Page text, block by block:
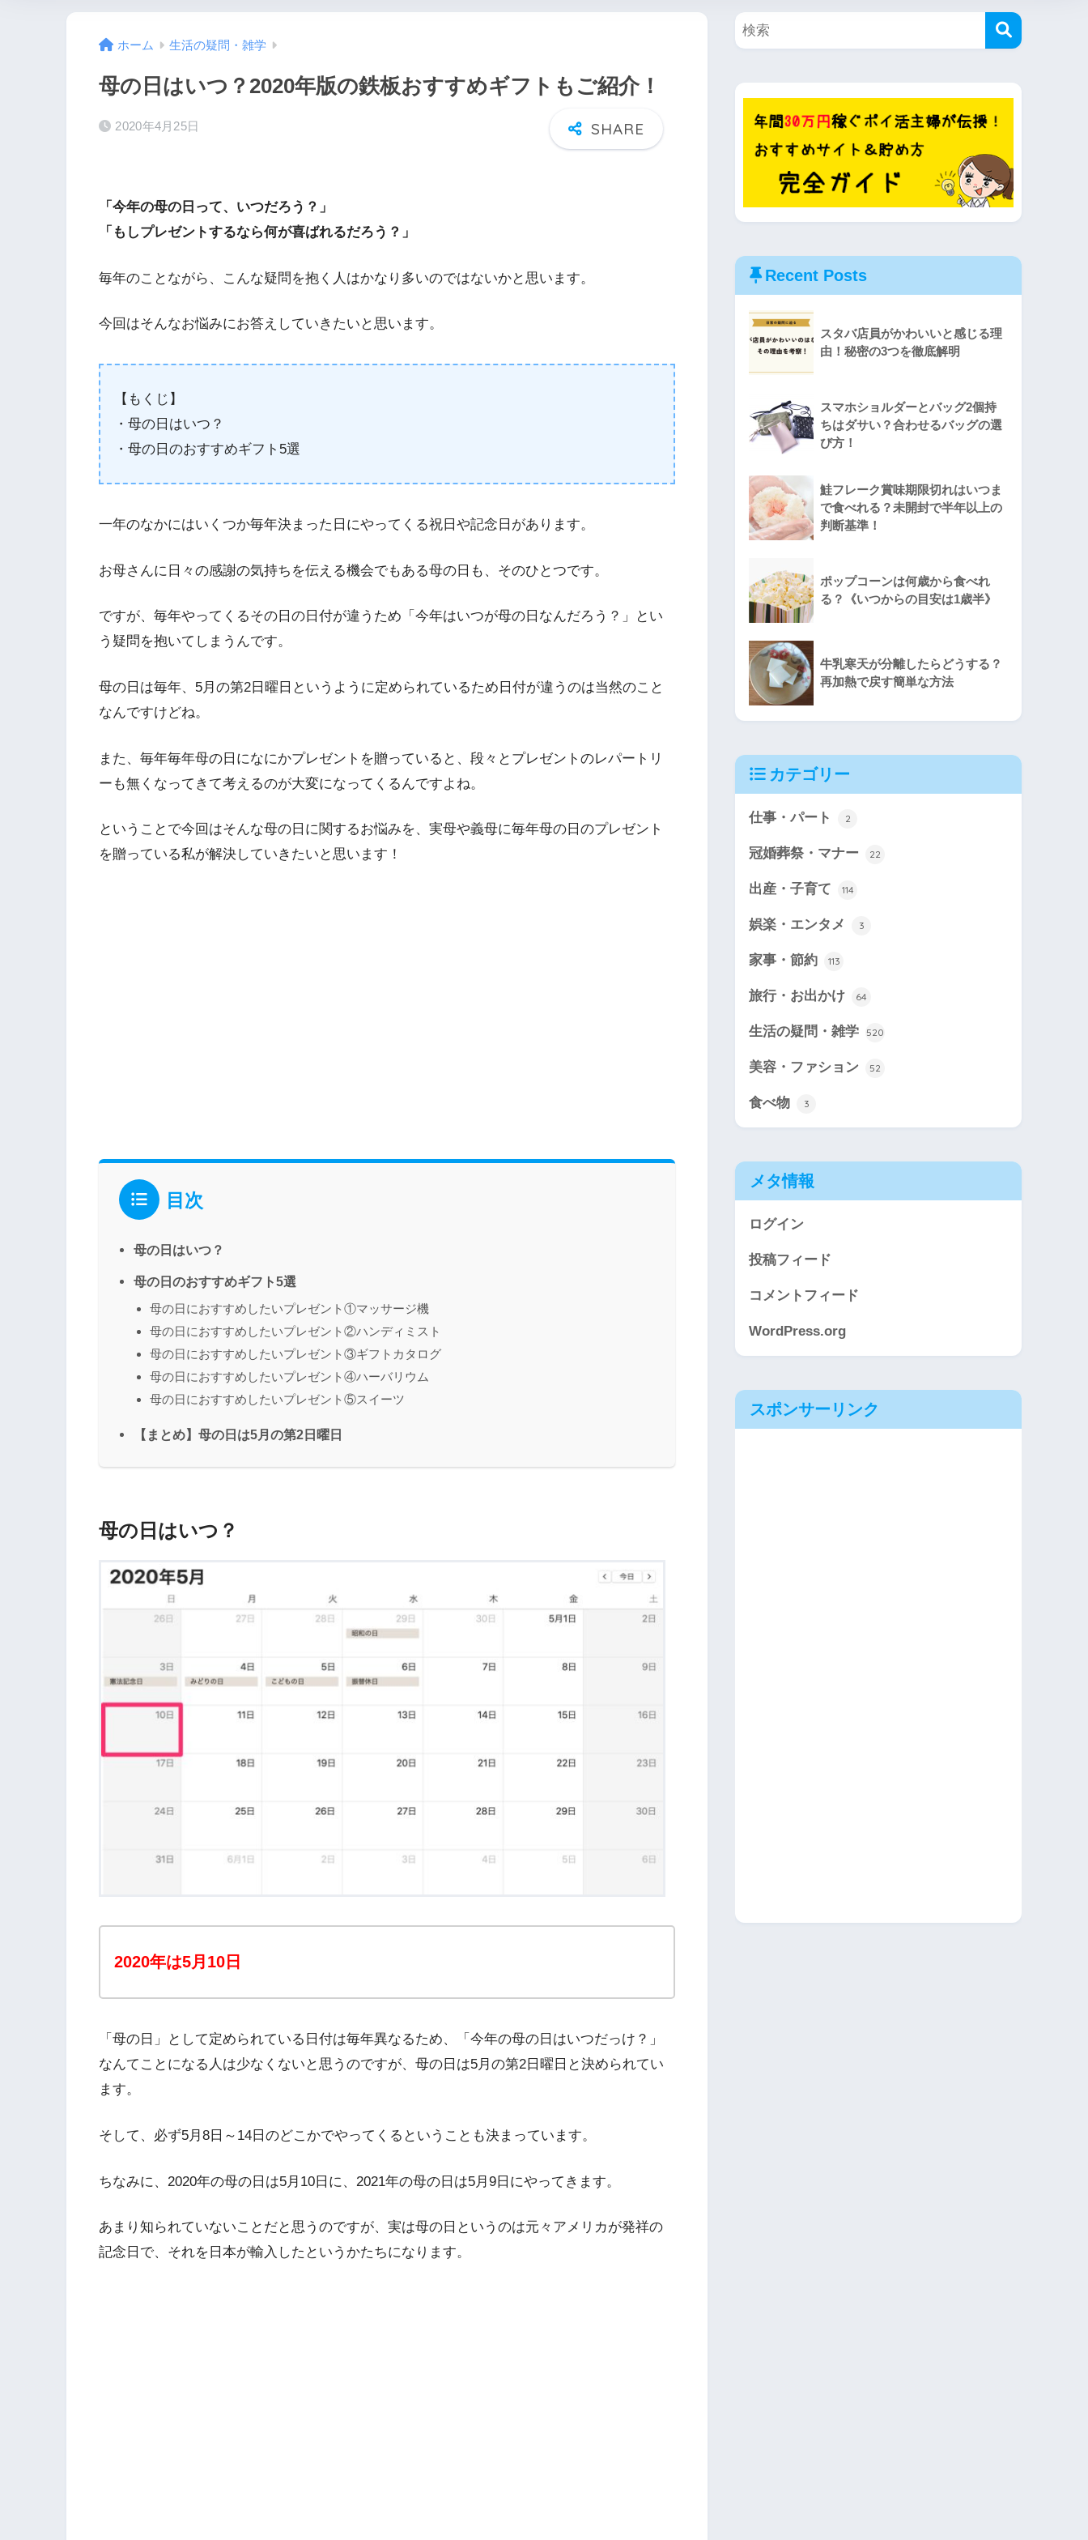
ホーム 生活の疑問・雑学
母の日はいつ？2020年版の鉄板おすすめギフトもご紹介！
2020年4月25日
「今年の母の日って、いつだろう？」
「もしプレゼントするなら何が喜ばれるだろう？」
毎年のことながら、こんな疑問を抱く人はかなり多いのではないかと思います。
今回はそんなお悩みにお答えしていきたいと思います。
【もくじ】
・母の日はいつ？
・母の日のおすすめギフト5選
一年のなかにはいくつか毎年決まった日にやってくる祝日や記念日があります。
お母さんに日々の感謝の気持ちを伝える機会でもある母の日も、そのひとつです。
ですが、毎年やってくるその日の日付が違うため「今年はいつが母の日なんだろう？」とい
う疑問を抱いてしまうんです。
母の日は毎年、5月の第2日曜日というように定められているため日付が違うのは当然のこと
なんですけどね。
また、毎年毎年母の日になにかプレゼントを贈っていると、段々とプレゼントのレパートリ
ーも無くなってきて考えるのが大変になってくるんですよね。
ということで今回はそんな母の日に関するお悩みを、実母や義母に毎年母の日のプレゼント
を贈っている私が解決していきたいと思います！
目次
母の日はいつ？
母の日のおすすめギフト5選
母の日におすすめしたいプレゼント①マッサージ機
母の日におすすめしたいプレゼント②ハンディミスト
母の日におすすめしたいプレゼント③ギフトカタログ
母の日におすすめしたいプレゼント④ハーバリウム
母の日におすすめしたいプレゼント⑤スイーツ
【まとめ】母の日は5月の第2日曜日
母の日はいつ？
2020年は5月10日
「母の日」として定められている日付は毎年異なるため、「今年の母の日はいつだっけ？」
なんてことになる人は少なくないと思うのですが、母の日は5月の第2日曜日と決められてい
ます。
そして、必ず5月8日～14日のどこかでやってくるということも決まっています。
ちなみに、2020年の母の日は5月10日に、2021年の母の日は5月9日にやってきます。
あまり知られていないことだと思うのですが、実は母の日というのは元々アメリカが発祥の
記念日で、それを日本が輸入したというかたちになります。
Recent Posts
スタバ店員がかわいいと感じる理
由！秘密の3つを徹底解明
スマホショルダーとバッグ2個持
ちはダサい？合わせるバッグの選
び方！
鮭フレーク賞味期限切れはいつま
で食べれる？未開封で半年以上の
判断基準！
ポップコーンは何歳から食べれ
る？《いつからの目安は1歳半》
牛乳寒天が分離したらどうする？
再加熱で戻す簡単な方法
カテゴリー
仕事・パート 2
冠婚葬祭・マナー 22
出産・子育て 114
娯楽・エンタメ 3
家事・節約 113
旅行・お出かけ 64
生活の疑問・雑学 520
美容・ファション 52
食べ物 3
メタ情報
ログイン
投稿フィード
コメントフィード
WordPress.org
スポンサーリンク